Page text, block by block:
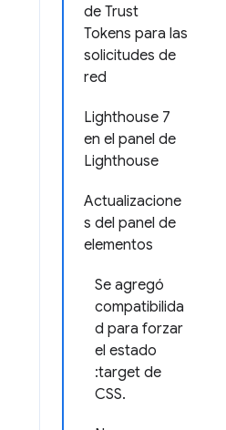
de Trust
Tokens para las
solicitudes de
red
Lighthouse 7
en el panel de
Lighthouse
Actualizacione
s del panel de
elementos
Se agregó
compatibilida
d para forzar
el estado
:target de
CSS.